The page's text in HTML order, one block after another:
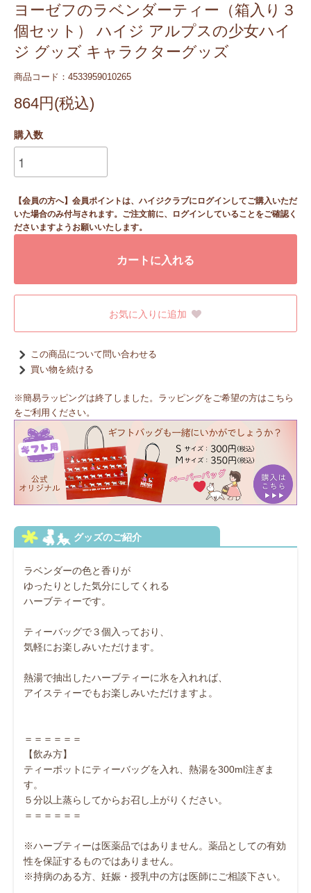
ヨーゼフのラベンダーティー（箱入り３
個セット） ハイジ アルプスの少女ハイ
ジ グッズ キャラクターグッズ
商品コード：4533959010265
864円(税込)
購入数
【会員の方へ】会員ポイントは、ハイジクラブにログインしてご購入いただ
いた場合のみ付与されます。ご注文前に、ログインしていることをご確認く
ださいますようお願いいたします。
カートに入れる
お気に入りに追加
この商品について問い合わせる
買い物を続ける
※簡易ラッピングは終了しました。ラッピングをご希望の方はこちら
をご利用ください。
ラベンダーの色と香りが
ゆったりとした気分にしてくれる
ハーブティーです。
ティーバッグで３個入っており、
気軽にお楽しみいただけます。
熱湯で抽出したハーブティーに氷を入れれば、
アイスティーでもお楽しみいただけますよ。
＝＝＝＝＝＝
【飲み方】
ティーポットにティーバッグを入れ、熱湯を300ml注ぎま
す。
５分以上蒸らしてからお召し上がりください。
＝＝＝＝＝＝
※ハーブティーは医薬品ではありません。薬品としての有効
性を保証するものではありません。
※持病のある方、妊娠・授乳中の方は医師にご相談下さい。